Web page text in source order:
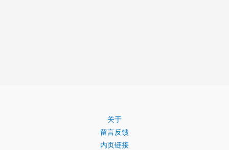
关于
留言反馈
内页链接